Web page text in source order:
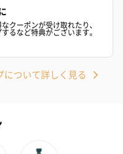
オル（ブ
円）
ワイト）（
クーポンが受け取れたり、
るなど特典がございます。
について詳しく見る